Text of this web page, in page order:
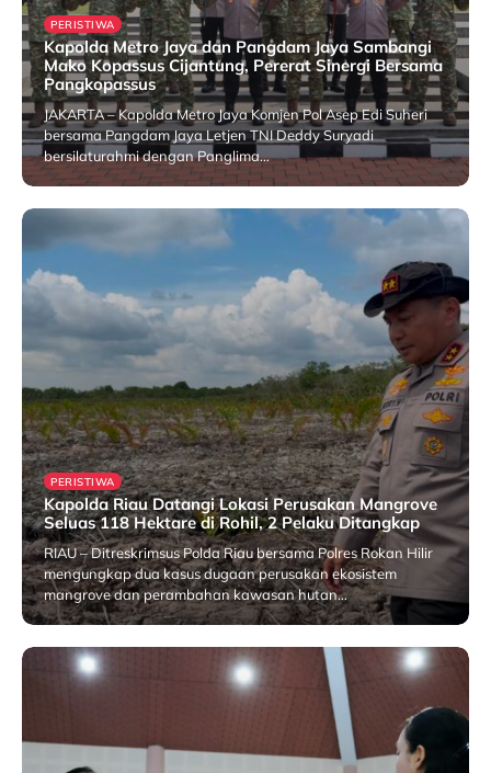
PERISTIWA
Kapolda Metro Jaya dan Pangdam Jaya Sambangi
Mako Kopassus Cijantung, Pererat Sinergi Bersama
Pangkopassus
JAKARTA – Kapolda Metro Jaya Komjen Pol Asep Edi Suheri
bersama Pangdam Jaya Letjen TNI Deddy Suryadi
bersilaturahmi dengan Panglima…
25 July 2026
PERISTIWA
Kapolda Riau Datangi Lokasi Perusakan Mangrove
Seluas 118 Hektare di Rohil, 2 Pelaku Ditangkap
RIAU – Ditreskrimsus Polda Riau bersama Polres Rokan Hilir
mengungkap dua kasus dugaan perusakan ekosistem
mangrove dan perambahan kawasan hutan…
25 July 2026